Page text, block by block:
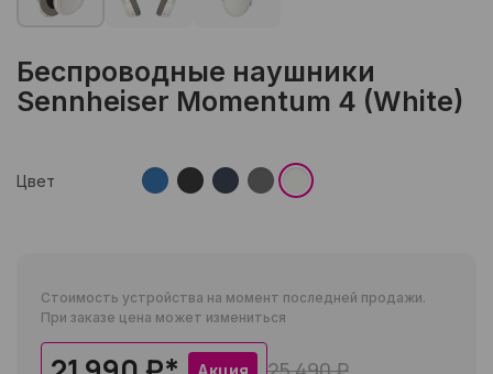
Беспроводные наушники
Sennheiser Momentum 4 (White)
Цвет
Стоимость устройства на момент последней продажи.
При заказе цена может измениться